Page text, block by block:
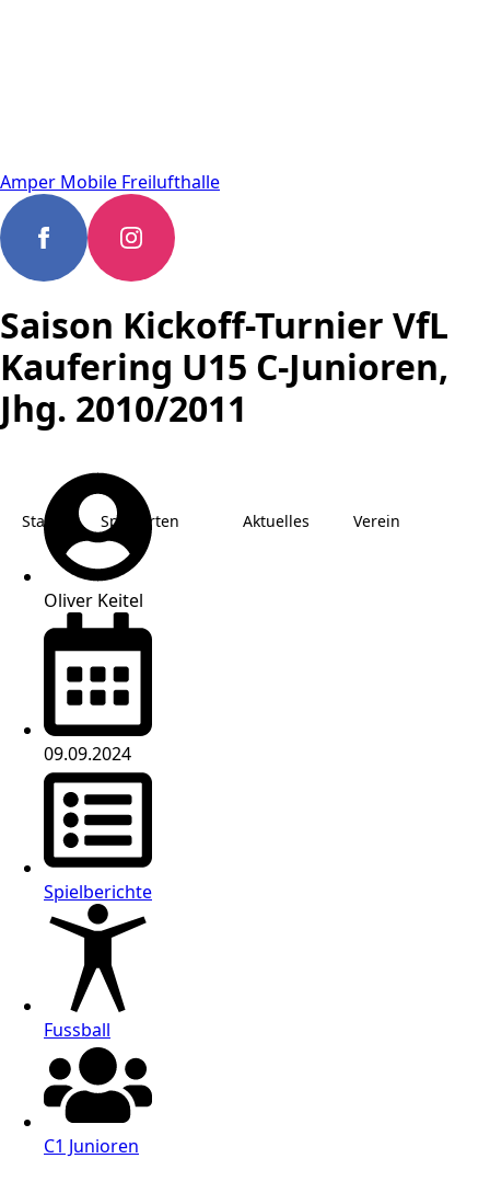
Amper Mobile Freilufthalle
Start Sportarten Aktuelles Verein
Saison Kickoff-Turnier VfL
Kaufering U15 C-Junioren,
Jhg. 2010/2011
Oliver Keitel
09.09.2024
Spielberichte
Fussball
C1 Junioren